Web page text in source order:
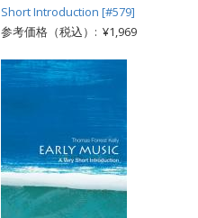
Short Introduction [#579]
参考価格（税込）: ¥1,969